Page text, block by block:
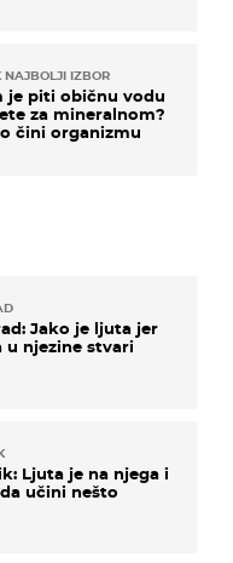
Jako je ljuta jer
u njezine stvari
Ljuta je na njega i
učini nešto
NAJBOLJI IZBOR
je piti običnu vodu
za mineralnom?
čini organizmu